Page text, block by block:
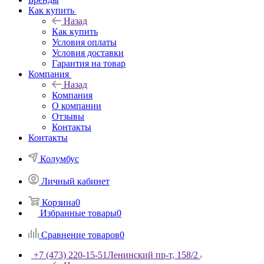
Как купить
Назад
Как купить
Условия оплаты
Условия доставки
Гарантия на товар
Компания
Назад
Компания
О компании
Отзывы
Контакты
Контакты
Колумбус
Личный кабинет
Корзина0
Избранные товары0
Сравнение товаров0
+7 (473) 220-15-51Ленинский пр-т, 158/2